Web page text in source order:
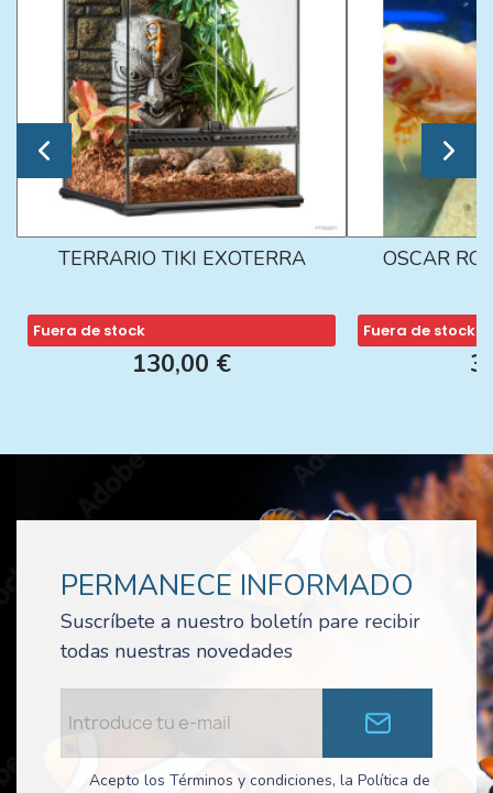
TERRARIO TIKI EXOTERRA
Fuera de stock
130,00 €
OSCAR
Fuera de stock
PERMANECE INFORMADO
Suscríbete a nuestro boletín pare recibir
todas nuestras novedades
Acepto los Términos y condiciones, la Política de